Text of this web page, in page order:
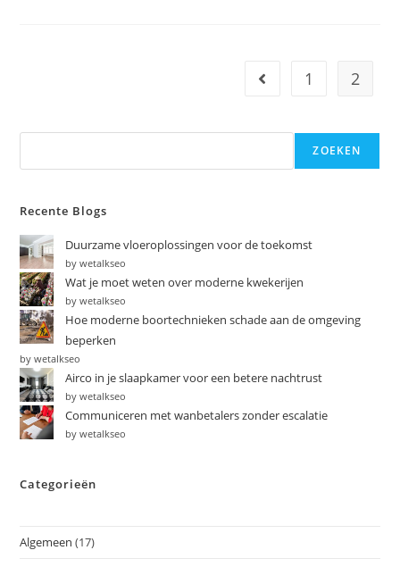
1 2
ZOEKEN
Recente Blogs
Duurzame vloeroplossingen voor de toekomst
by wetalkseo
Wat je moet weten over moderne kwekerijen
by wetalkseo
Hoe moderne boortechnieken schade aan de omgeving
beperken
by wetalkseo
Airco in je slaapkamer voor een betere nachtrust
by wetalkseo
Communiceren met wanbetalers zonder escalatie
by wetalkseo
Categorieën
Algemeen (17)